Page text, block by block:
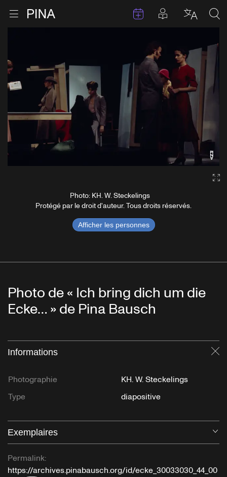
Ouvrir le menu Retour à la page d'accueil Évenements
Articles en
Photo: KH. W. Steckelings
Protégé par le droit d'auteur. Tous droits réservés.
Afficher les personnes
Photo de « Ich bring dich um die
Ecke… » de Pina Bausch
Informations
Photographie
KH. W. Steckelings
Type
diapositive
Exemplaires
Permalink:
https://archives.pinabausch.org/id/ecke_30033030_44_00